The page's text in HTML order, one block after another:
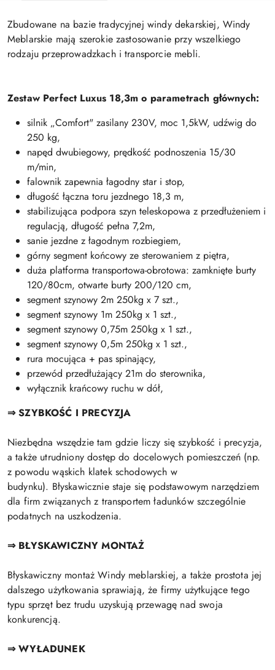
Zbudowane na bazie tradycyjnej windy dekarskiej, Windy
Meblarskie mają szerokie zastosowanie przy wszelkiego
rodzaju przeprowadzkach i transporcie mebli.
Zestaw Perfect Luxus 18,3m o parametrach głównych:
silnik „Comfort" zasilany 230V, moc 1,5kW, udźwig do
250 kg,
napęd dwubiegowy, prędkość podnoszenia 15/30
m/min,
falownik zapewnia łagodny star i stop,
długość łączna toru jezdnego 18,3 m,
stabilizująca podpora szyn teleskopowa z przedłużeniem i
regulacją, długość pełna 7,2m,
sanie jezdne z łagodnym rozbiegiem,
górny segment końcowy ze sterowaniem z piętra,
duża platforma transportowa-obrotowa: zamknięte burty
120/80cm, otwarte burty 200/120 cm,
segment szynowy 2m 250kg x 7 szt.,
segment szynowy 1m 250kg x 1 szt.,
segment szynowy 0,75m 250kg x 1 szt.,
segment szynowy 0,5m 250kg x 1 szt.,
rura mocująca + pas spinający,
przewód przedłużający 21m do sterownika,
wyłącznik krańcowy ruchu w dół,
⇒ SZYBKOŚĆ I PRECYZJA
Niezbędna wszędzie tam gdzie liczy się szybkość i precyzja,
a także utrudniony dostęp do docelowych pomieszczeń (np.
z powodu wąskich klatek schodowych w
budynku). Błyskawicznie staje się podstawowym narzędziem
dla firm związanych z transportem ładunków szczególnie
podatnych na uszkodzenia.
⇒ BŁYSKAWICZNY MONTAŻ
Błyskawiczny montaż Windy meblarskiej, a także prostota jej
dalszego użytkowania sprawiają, że firmy użytkujące tego
typu sprzęt bez trudu uzyskują przewagę nad swoja
konkurencją.
⇒ WYŁADUNEK